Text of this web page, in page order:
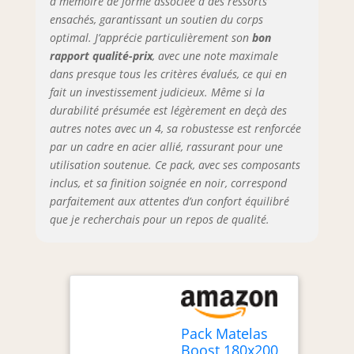
ensachés, garantissant un soutien du corps
optimal. J’apprécie particulièrement son bon
rapport qualité-prix, avec une note maximale
dans presque tous les critères évalués, ce qui en
fait un investissement judicieux. Même si la
durabilité présumée est légèrement en deçà des
autres notes avec un 4, sa robustesse est renforcée
par un cadre en acier allié, rassurant pour une
utilisation soutenue. Ce pack, avec ses composants
inclus, et sa finition soignée en noir, correspond
parfaitement aux attentes d’un confort équilibré
que je recherchais pour un repos de qualité.
Pack Matelas
Boost 180x200